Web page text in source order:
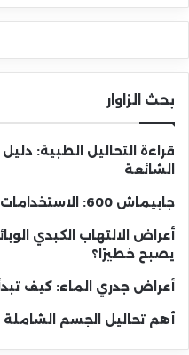
بحث الزاوار
قراءة التحاليل الطبية:
الشائعة
جابيماش 600: الاستخدامات، الجرعة، والأعراض الجانبية
أعراض الالتهاب الكبدي
يصبح خطيرًا؟
أعراض جدري الماء: كيف
أهم تحاليل الجسم